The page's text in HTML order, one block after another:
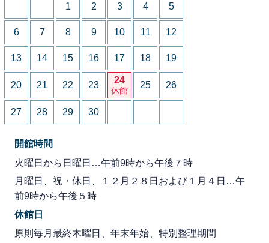
1 2 3 4 5
6 7 8 9 10 11 12
13 14 15 16 17 18 19
20 21 22 23 24
休館
25 26
27 28 29 30
開館時間
火曜日から日曜日…午前9時から午後７時
月曜日、祝・休日、１２月２８日および１月４日…午
前9時から午後５時
休館日
原則毎月最終木曜日、年末年始、特別整理期間